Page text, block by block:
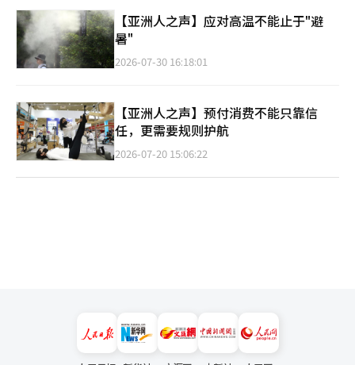
【亚洲人之声】应对高温不能止于"避
暑"
2026-07-30 16:18:01
【亚洲人之声】预付消费不能只靠信
任，更需要规则护航
2026-07-20 15:06:22